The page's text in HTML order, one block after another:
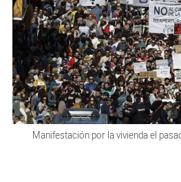
Manifestación por la vivienda el